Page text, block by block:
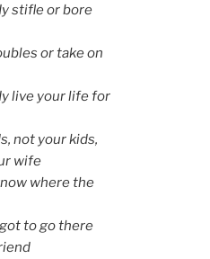
stifle or bore
or take on
live your life for
not your kids,
wife
where the
got to go there